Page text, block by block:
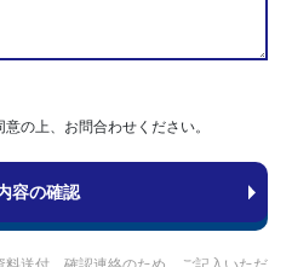
意の上、お問合わせください。